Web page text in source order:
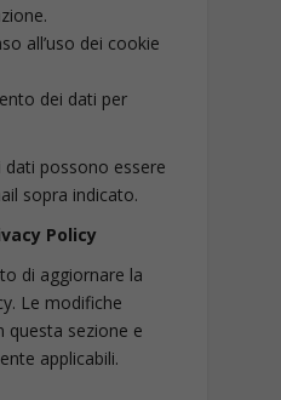
all’uso dei cookie
dei dati per
dati possono essere
sopra indicato.
Policy
di aggiornare la
Le modifiche
questa sezione e
applicabili.